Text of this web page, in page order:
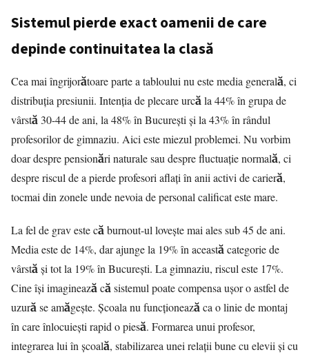
Sistemul pierde exact oamenii de care
depinde continuitatea la clasă
Cea mai îngrijorătoare parte a tabloului nu este media generală, ci
distribuția presiunii. Intenția de plecare urcă la 44% în grupa de
vârstă 30-44 de ani, la 48% în București și la 43% în rândul
profesorilor de gimnaziu. Aici este miezul problemei. Nu vorbim
doar despre pensionări naturale sau despre fluctuație normală, ci
despre riscul de a pierde profesori aflați în anii activi de carieră,
tocmai din zonele unde nevoia de personal calificat este mare.
La fel de grav este că burnout-ul lovește mai ales sub 45 de ani.
Media este de 14%, dar ajunge la 19% în această categorie de
vârstă și tot la 19% în București. La gimnaziu, riscul este 17%.
Cine își imaginează că sistemul poate compensa ușor o astfel de
uzură se amăgește. Școala nu funcționează ca o linie de montaj
în care înlocuiești rapid o piesă. Formarea unui profesor,
integrarea lui în școală, stabilizarea unei relații bune cu elevii și cu